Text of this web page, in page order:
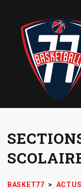
BASKET77 > ACTUS